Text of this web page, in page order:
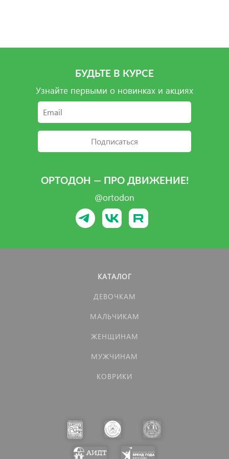
БУДЬТЕ В КУРСЕ
Узнайте первыми о новинках и акциях
Подписаться
ОРТОДОН — ПРО ДВИЖЕНИЕ!
@ortodon
КАТАЛОГ
ДЕВОЧКАМ
МАЛЬЧИКАМ
ЖЕНЩИНАМ
МУЖЧИНАМ
КОВРИКИ